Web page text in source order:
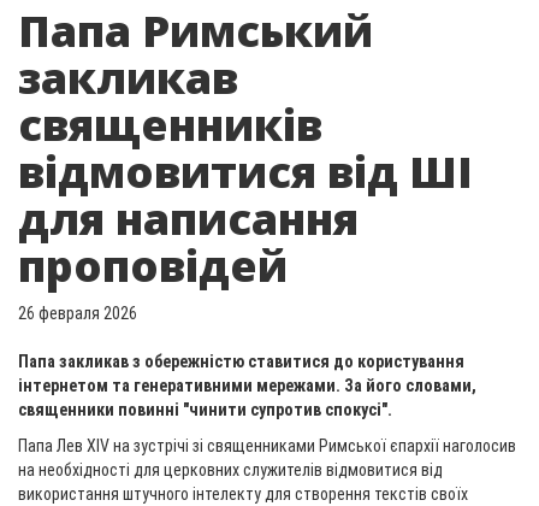
Папа Римський
закликав
священників
відмовитися від ШІ
для написання
проповідей
26 февраля 2026
Папа закликав з обережністю ставитися до користування
інтернетом та генеративними мережами. За його словами,
священники повинні "чинити супротив спокусі".
Папа Лев XIV на зустрічі зі священниками Римської єпархії наголосив
на необхідності для церковних служителів відмовитися від
використання штучного інтелекту для створення текстів своїх